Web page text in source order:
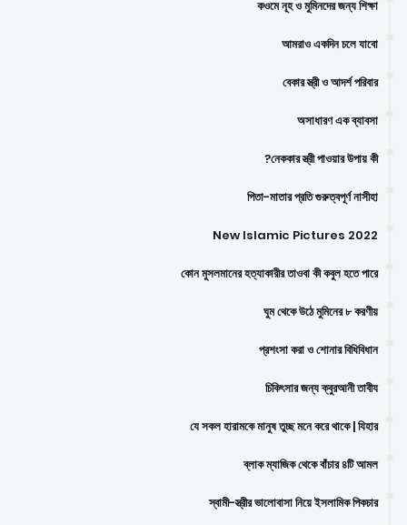
কওমে নূহ ও মুমিনদের জন্য শিক্ষা
আমরাও একদিন চলে যাবো
বেকার স্ত্রী ও আদর্শ পরিবার
অসাধারণ এক ব্যাবসা
নেককার স্ত্রী পাওয়ার উপায় কী?
পিতা-মাতার প্রতি গুরুত্বপূর্ণ নাসীহা
New Islamic Pictures 2022
কোন মুসলমানের হত্যাকারীর তাওবা কী কবুল হতে পারে
ঘুম থেকে উঠে মুমিনের ৮ করণীয়
প্রশংসা করা ও শোনার বিধিবিধান
চিকিৎসার জন্য ক্বুরআনী তাবীয
যে সকল হারামকে মানুষ তুচ্ছ মনে করে থাকে | যিহার
ব্লাক ম্যাজিক থেকে বাঁচার ৪টি আমল
স্বামী-স্ত্রীর ভালোবাসা নিয়ে ইসলামিক পিকচার